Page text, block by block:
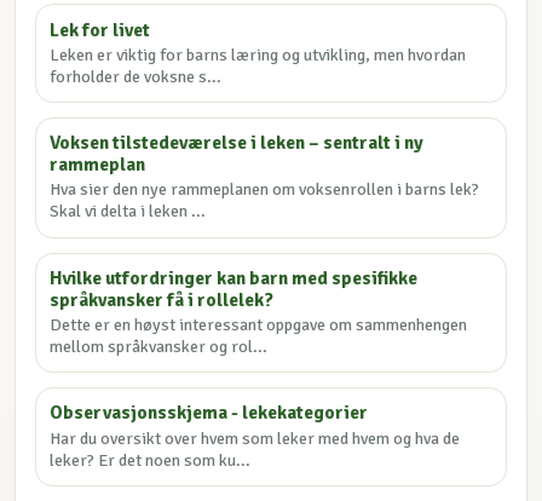
Lek for livet
Leken er viktig for barns læring og utvikling, men hvordan
forholder de voksne s...
Voksen tilstedeværelse i leken – sentralt i ny
rammeplan
Hva sier den nye rammeplanen om voksenrollen i barns lek?
Skal vi delta i leken ...
Hvilke utfordringer kan barn med spesifikke
språkvansker få i rollelek?
Dette er en høyst interessant oppgave om sammenhengen
mellom språkvansker og rol...
Observasjonsskjema - lekekategorier
Har du oversikt over hvem som leker med hvem og hva de
leker? Er det noen som ku...